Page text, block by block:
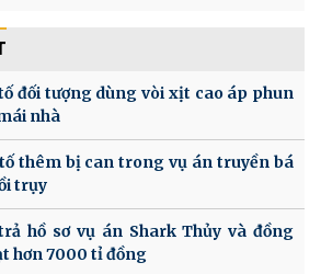
đối tượng dùng vòi xịt cao áp phun
nhà
thêm bị can trong vụ án truyền bá
trụy
hồ sơ vụ án Shark Thủy và đồng
hơn 7000 tỉ đồng